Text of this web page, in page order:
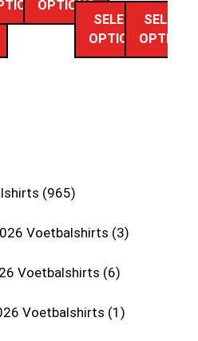
OPTIONS
SELECT
OPTIONS
SELECT
OPTIONS
965
Voetbalshirts 3
Voetbalshirts 6
Voetbalshirts 1